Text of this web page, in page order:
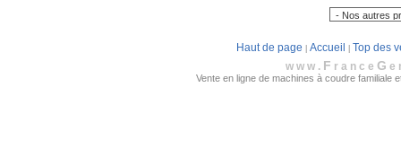
Haut de page Accueil
Top des
www. F rance G
Vente en ligne de machines à coudre familiale